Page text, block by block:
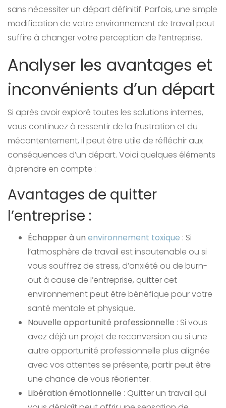
sans nécessiter un départ définitif. Parfois, une simple
modification de votre environnement de travail peut
suffire à changer votre perception de l’entreprise.
Analyser les avantages et
inconvénients d’un départ
Si après avoir exploré toutes les solutions internes,
vous continuez à ressentir de la frustration et du
mécontentement, il peut être utile de réfléchir aux
conséquences d’un départ. Voici quelques éléments
à prendre en compte :
Avantages de quitter
l’entreprise :
Échapper à un environnement toxique : Si
l’atmosphère de travail est insoutenable ou si
vous souffrez de stress, d’anxiété ou de burn-
out à cause de l’entreprise, quitter cet
environnement peut être bénéfique pour votre
santé mentale et physique.
Nouvelle opportunité professionnelle : Si vous
avez déjà un projet de reconversion ou si une
autre opportunité professionnelle plus alignée
avec vos attentes se présente, partir peut être
une chance de vous réorienter.
Libération émotionnelle : Quitter un travail qui